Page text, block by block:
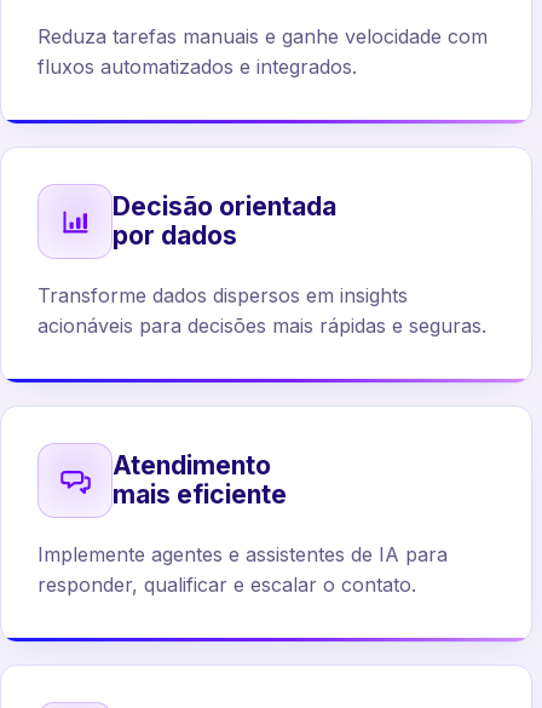
Reduza tarefas manuais e ganhe velocidade com
fluxos automatizados e integrados.
Decisão orientada
por dados
Transforme dados dispersos em insights
acionáveis para decisões mais rápidas e seguras.
Atendimento
mais eficiente
Implemente agentes e assistentes de IA para
responder, qualificar e escalar o contato.